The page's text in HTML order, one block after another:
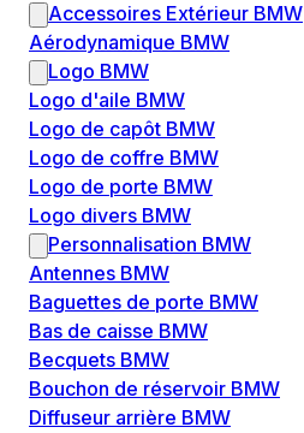
Accessoires Extérieur BMW
Aérodynamique BMW
Logo BMW
Logo d'aile BMW
Logo de capôt BMW
Logo de coffre BMW
Logo de porte BMW
Logo divers BMW
Personnalisation BMW
Antennes BMW
Baguettes de porte BMW
Bas de caisse BMW
Becquets BMW
Bouchon de réservoir BMW
Diffuseur arrière BMW